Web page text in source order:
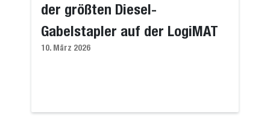
der größten Diesel-
Gabelstapler auf der LogiMAT
10. März 2026